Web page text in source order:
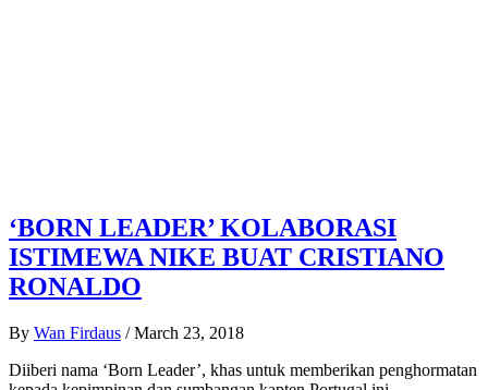
‘BORN LEADER’ KOLABORASI
ISTIMEWA NIKE BUAT CRISTIANO
RONALDO
By Wan Firdaus / March 23, 2018
Diiberi nama ‘Born Leader’, khas untuk memberikan penghormatan